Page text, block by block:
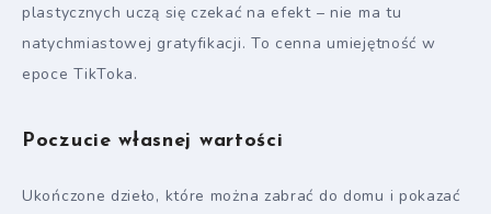
plastycznych uczą się czekać na efekt – nie ma tu
natychmiastowej gratyfikacji. To cenna umiejętność w
epoce TikToka.
Poczucie własnej wartości
Ukończone dzieło, które można zabrać do domu i pokazać